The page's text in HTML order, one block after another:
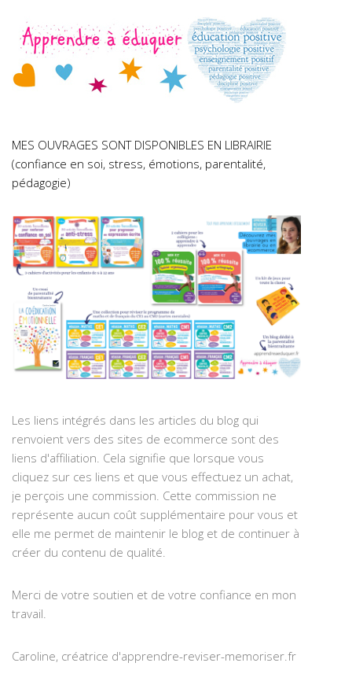
MES OUVRAGES SONT DISPONIBLES EN LIBRAIRIE
(confiance en soi, stress, émotions, parentalité,
pédagogie)
Les liens intégrés dans les articles du blog qui
renvoient vers des sites de ecommerce sont des
liens d'affiliation. Cela signifie que lorsque vous
cliquez sur ces liens et que vous effectuez un achat,
je perçois une commission. Cette commission ne
représente aucun coût supplémentaire pour vous et
elle me permet de maintenir le blog et de continuer à
créer du contenu de qualité.
Merci de votre soutien et de votre confiance en mon
travail.
Caroline, créatrice d'apprendre-reviser-memoriser.fr